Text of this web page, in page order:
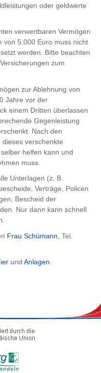
oder geldwerte
verwertbaren Vermögen
von 5.000 Euro muss nicht
werden. Bitte beachten
zum
zur Ablehnung von
Jahre vor der
einem Dritten überlassen
Gegenleistung
Nach den
verschenkte
helfen kann und
muss.
Unterlagen (z. B.
Verträge, Policen
Bescheid der
Nur dann kann schnell
Frau Schümann , Tel.
und Anlagen.